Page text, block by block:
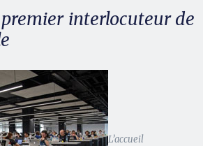
interlocuteur de
L’accueil